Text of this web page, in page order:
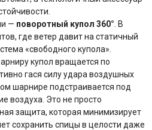
— поворотный купол 360° . В
где ветер давит на статичный
«свободного купола».
купол вращается по
гася силу удара воздушных
шарнире подстраивается под
воздуха. Это не просто
защита, которая минимизирует
сохранить спицы в целости даже